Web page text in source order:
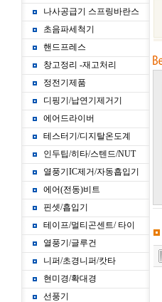
나사공급기 스프링바란스
초음파세척기
핸드프레스
창고정리 -재고처리
정전기제품
디핑기/납연기제거기
에어드라이버
테스터기/디지탈온도계
인두팁/히타/스텐드/NUT
열풍기IC제거/자동흡입기
에어(전동)비트
핀셋/흡입기
테이프/멀티곤센트/ 타이
열풍기/글루건
니퍼/초경니퍼/캇타
현미경/확대경
선풍기